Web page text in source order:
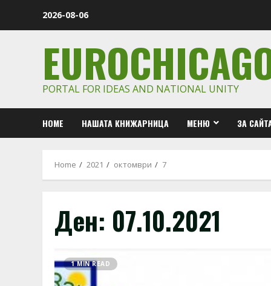
2026-08-06
PORTAL FOR IDEAS AND NATIONAL UNITY
HOME НАШАТА КНИЖАРНИЦА МЕНЮ ЗА
Home 2021 октомври 7
Ден: 07.10.2021
1 MIN READ